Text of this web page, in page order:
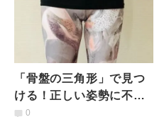
「骨盤の三角形」で見つ
ける！正しい姿勢に不可
欠な【骨盤ニュートラル
0